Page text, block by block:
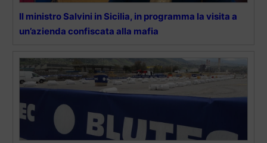
Il ministro Salvini in Sicilia, in programma la visita a
un’azienda confiscata alla mafia